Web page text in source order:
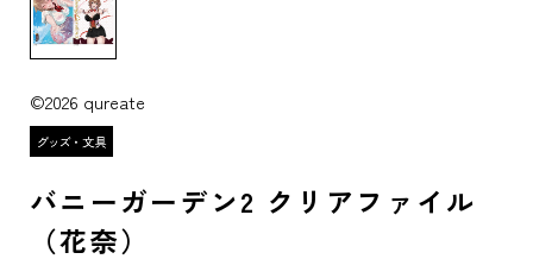
©2026 qureate
バニーガーデン2 クリアファイル
（花奈）